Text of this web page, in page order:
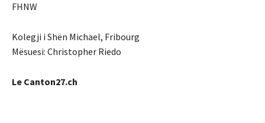
FHNW
Kolegji i Shën Michael, Fribourg
Mësuesi: Christopher Riedo
Le Canton27.ch